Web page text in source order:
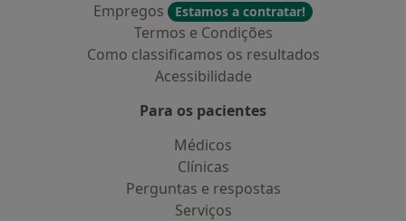
Empregos
Estamos a contratar!
Termos e Condições
Como classificamos os resultados
Acessibilidade
Para os pacientes
Médicos
Clínicas
Perguntas e respostas
Serviços